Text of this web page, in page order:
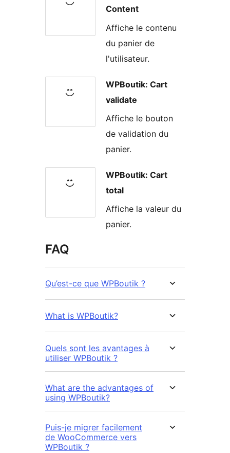
Content
Affiche le contenu
du panier de
l'utilisateur.
WPBoutik: Cart
validate
Affiche le bouton
de validation du
panier.
WPBoutik: Cart
total
Affiche la valeur du
panier.
FAQ
Qu’est-ce que WPBoutik ?
What is WPBoutik?
Quels sont les avantages à
utiliser WPBoutik ?
What are the advantages of
using WPBoutik?
Puis-je migrer facilement
de WooCommerce vers
WPBoutik ?